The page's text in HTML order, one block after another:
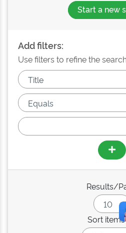
Start a new
Add filters:
Use filters to refine the
Results/
Sort